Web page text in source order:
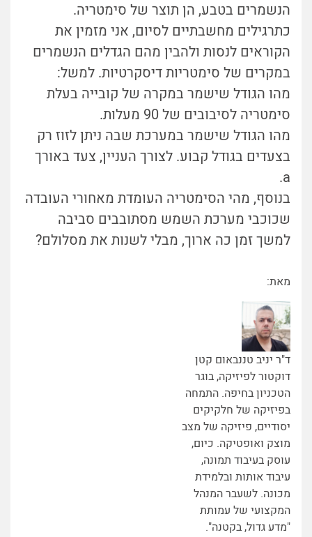
הנשמרים בטבע, הן תוצר של סימטריה.
כתרגילים מחשבתיים לסיום, אני מזמין את
הקוראים לנסות ולהבין מהם הגדלים הנשמרים
במקרים של סימטריות דיסקרטיות. למשל:
מהו הגודל שישמר במקרה של קובייה בעלת
סימטריה לסיבובים של 90 מעלות.
מהו הגודל שישמר במערכת שבה ניתן לזוז רק
בצעדים בגודל קבוע. לצורך העניין, צעד באורך
a.
בנוסף, מהי הסימטריה העומדת מאחורי העובדה
שכוכבי מערכת השמש מסתובבים סביבה
למשך זמן כה ארוך, מבלי לשנות את מסלולם?
מאת:
ד"ר יניב טננבאום קטן
דוקטור לפיזיקה, בוגר
הטכניון בחיפה. התמחה
בפיזיקה של חלקיקים
יסודיים, פיזיקה של מצב
מוצק ואופטיקה. כיום,
עוסק בעיבוד תמונה,
עיבוד אותות ובלמידת
מכונה. לשעבר המנהל
המקצועי של עמותת
"מדע גדול, בקטנה".